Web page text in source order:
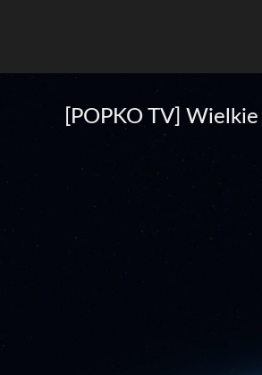
[POPKO TV]